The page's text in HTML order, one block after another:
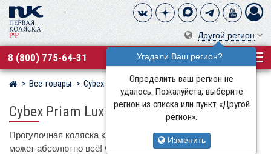
Другой регион
Угадали Ваш регион?
Определить ваш регион не
удалось. Пожалуйста, выберите
регион из списка или пункт «Другой
регион».
Изменить
8 (800) 775-64-31
Магазин детских колясок
Все товары Cybex
Cybex Priam Lux
Прогулочная коляска класса премиум Cybex Priam Lux
может абсолютно всё! Функциональное сиденье подходит